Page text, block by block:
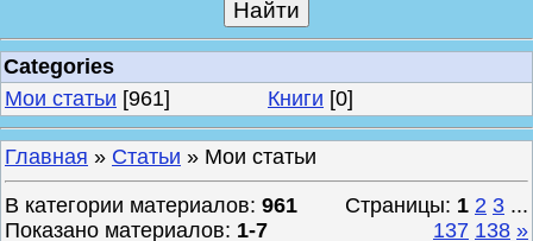
Categories
Мои статьи [961] Книги [0]
Главная » Статьи » Мои статьи
В категории материалов: 961
Показано материалов: 1-7
Страницы: 1 2 3 ...
137 138 »